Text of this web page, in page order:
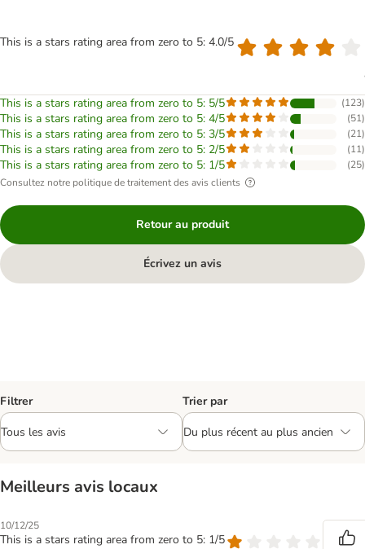
This is a stars rating area from zero to 5: 4.0/5
This is a stars rating area from zero to 5: 5/5 (123)
This is a stars rating area from zero to 5: 4/5 (51)
This is a stars rating area from zero to 5: 3/5 (21)
This is a stars rating area from zero to 5: 2/5 (11)
This is a stars rating area from zero to 5: 1/5 (25)
Consultez notre politique de traitement des avis clients
Retour au produit
Écrivez un avis
Filtrer Trier par
Meilleurs avis locaux
10/12/25
This is a stars rating area from zero to 5: 1/5